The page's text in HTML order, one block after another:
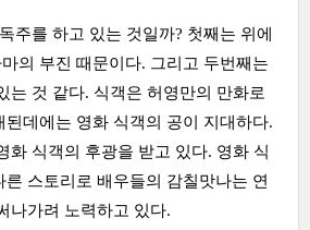
주를 하고 있는 것일까? 첫째는 위에
의 부진 때문이다. 그리고 두번째는
는 것 같다. 식객은 허영만의 만화로
된데에는 영화 식객의 공이 지대하다.
화 식객의 후광을 받고 있다. 영화 식
스토리로 배우들의 감칠맛나는 연
나가려 노력하고 있다.